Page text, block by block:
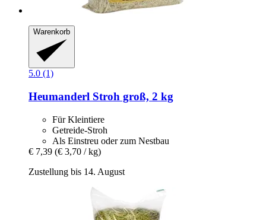
Warenkorb
5.0 (1)
Heumanderl Stroh groß, 2 kg
Für Kleintiere
Getreide-Stroh
Als Einstreu oder zum Nestbau
€ 7,39 (€ 3,70 / kg)
Zustellung bis 14. August